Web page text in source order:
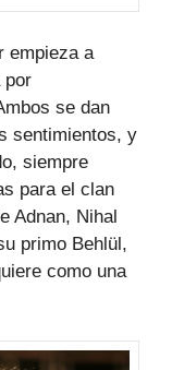
empieza a
por
se dan
sentimientos, y
siempre
para el clan
Adnan, Nihal
primo Behlül,
como una